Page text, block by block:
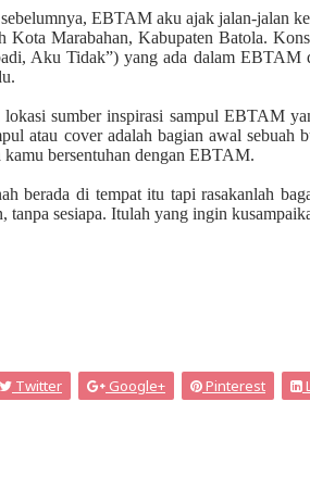
EBTAM aku ajak jalan-jalan
Kota Marabahan, Kabupaten Batola.
Aku Tidak”) yang ada dalam EBTAM
sumber inspirasi sampul EBTAM
atau cover adalah bagian awal
bersentuhan dengan EBTAM.
berada di tempat itu tapi rasakanlah
tanpa sesiapa. Itulah yang ingin
Twitter Google+ Pinterest